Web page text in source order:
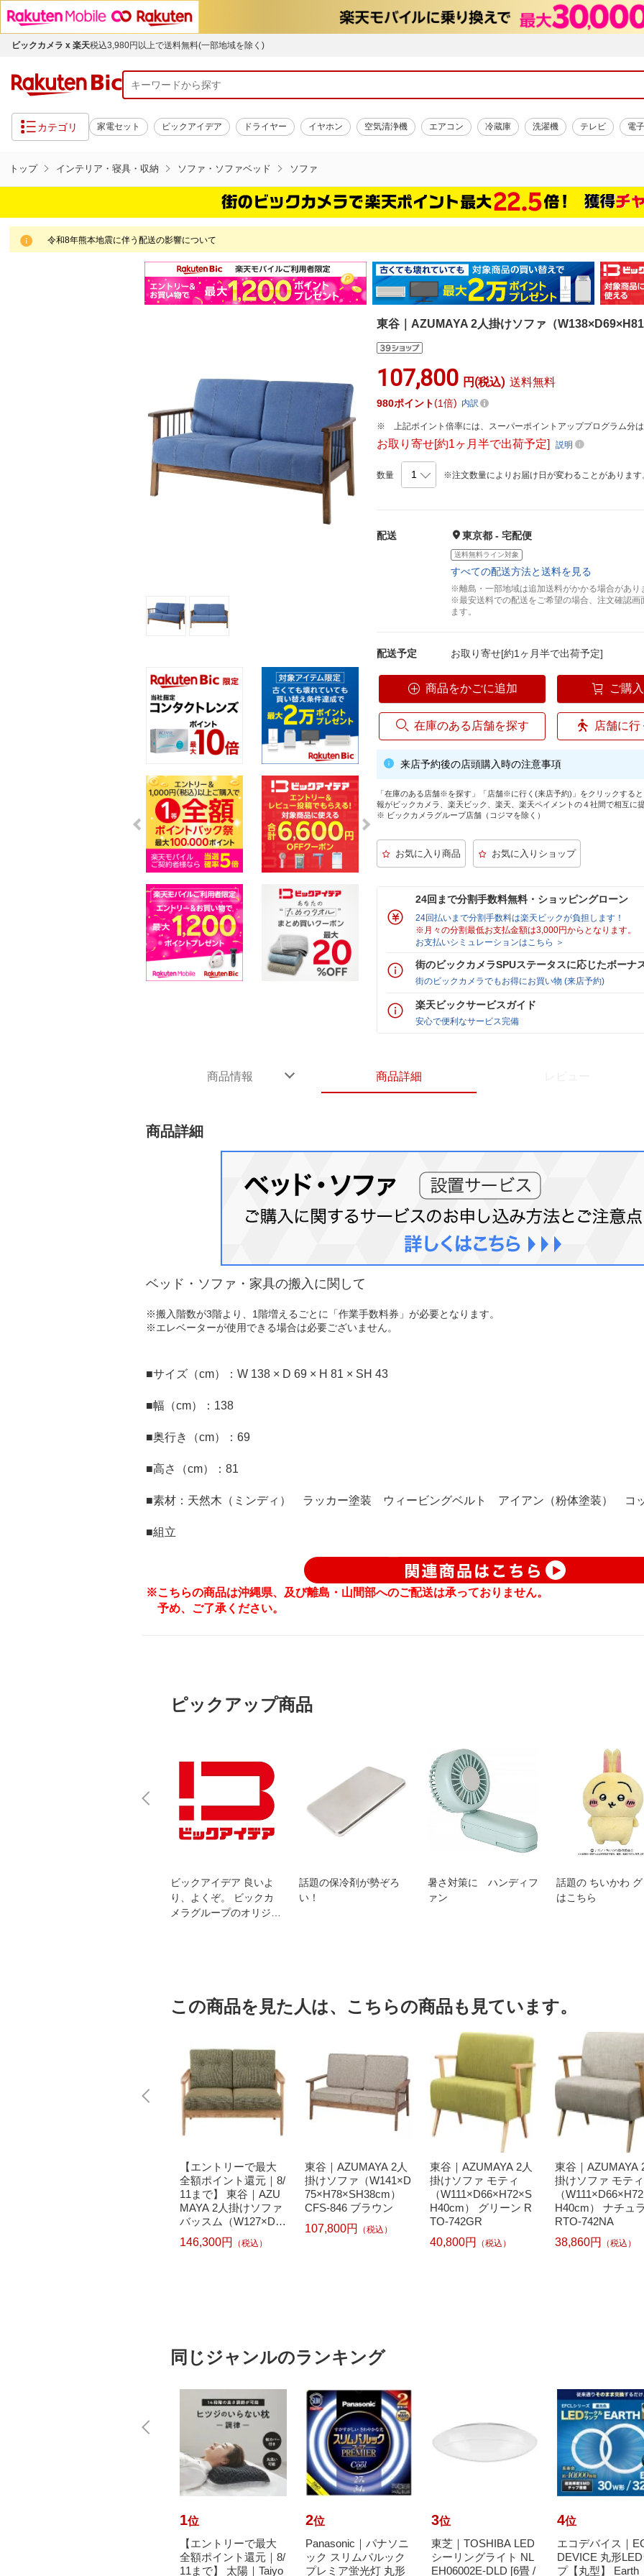
ビックカメラ x 楽天税込3,980円以上で送料無料(一部地域を除く)
カテゴリ 家電セット ビックアイデア ドライヤー イヤホン 空気清浄機 エアコン 冷蔵庫 洗濯機 テレビ 電
トップ インテリア・寝具・収納 ソファ・ソファベッド ソファ
令和8年熊本地震に伴う配送の影響について
東谷｜AZUMAYA 2人掛けソファ（
107,800 円(税込) 送料無料
980ポイント 1倍 内訳
上記ポイント倍率には、スーパーポイントアッププログラム分
お取り寄せ[約1ヶ月半で出荷予定]説明
数量 ※注文数量によりお届け日が変わることがあります
配送 東京都 - 宅配便
送料無料ライン対象
すべての配送方法と送料を見る
※離島・一部地域は追加送料がかかる場合があり
※最安送料での配送をご希望の場合、注文確認
ます。
配送予定 お取り寄せ[約1ヶ月半で出荷予定]
商品をかごに追加 ご購
在庫のある店舗を探す 店舗に
来店予約後の店頭購入時の注意事項
「在庫のある店舗※を探す」「店舗※に行く(来店予約)」をクリックする
報がビックカメラ、楽天ビック、楽天、楽天ペイメントの４社間で相互に
※ ビックカメラグループ店舗（コジマを除く）
24回まで分割手数料無料・ショッピングローン
24回払いまで分割手数料は楽天ビックが負担します！
※月々の分割最低お支払金額は3,000円からとなります。
お支払いシミュレーションはこちら ＞
街のビックカメラSPUステータスに応じたボーナ
街のビックカメラでもお得にお買い物 (来店予約)
楽天ビックサービスガイド
安心で便利なサービス完備
商品情報 商品詳細
商品詳細
ベッド・ソファ・家具の搬入に関して
※搬入階数が3階より、1階増えるごとに「作業手数料券」が必要となります。
※エレベーターが使用できる場合は必要ございません。
■サイズ（cm）：W 138 × D 69 × H 81 × SH 43
■幅（cm）：138
■奥行き（cm）：69
■高さ（cm）：81
■素材：天然木（ミンディ） ラッカー塗装 ウィービングベルト アイアン（粉体塗装） コ
■組立
※こちらの商品は沖縄県、及び離島・山間部へのご配送は承っておりません。
予め、ご了承ください。
ピックアップ商品
ビックアイデア 良いよ
り、よくぞ。 ビックカ
メラグループのオリジナ
話題の保冷剤が勢ぞろ
い！
暑さ対策に ハンディフ
ァン
話題の ちいかわ
はこちら
この商品を見た人は、こちらの商品も見ています。
【エントリーで最大
全額ポイント還元｜8/
11まで】 東谷｜AZU
MAYA 2人掛けソファ
バッスム（W127×D7
1×H85×SH41cm） R
TO-921GR グリーン
146,300円 （税込）
東谷｜AZUMAYA 2人
掛けソファ（W141×D
75×H78×SH38cm）
CFS-846 ブラウン
107,800円
（税込）
東谷｜AZUMAYA 2人
掛けソファ モティ
（W111×D66×H72×S
H40cm） グリーン R
TO-742GR
40,800円
（税込）
東谷｜AZUMAYA
掛けソファ モティ
（
H40cm） ナチュ
RTO-742NA
38,860円
（税込）
同じジャンルのランキング
1位
【エントリーで最大
全額ポイント還元｜8/
11まで】 太陽｜Taiyo
2位
Panasonic｜パナソニ
ック スリムパルック
プレミア蛍光灯 丸形
3位
東芝｜TOSHIBA LED
シーリングライト NL
EH06002E-DLD [6畳 /
4位
エコデバイス｜
DEVICE 丸形
プ【丸型】 Earth